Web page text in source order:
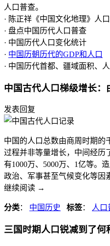
人口普查。
· 陈正祥《中国文化地理》人
· 盘点中国历代人口普查
· 中国历代人口变化统计
· 中国历朝历代的GDP和人口
· 中国历代首都、疆域面积、
中国古代人口梯级增长：
发表回复
中国的人口总数由商周时期的
过程并非等量增长，中间经历
有1000万、5000万、1亿等。
政治、军事甚至气候变化等因
继续阅读 →
分类： 中国历史 标签： 人口
三国时期人口锐减到了何